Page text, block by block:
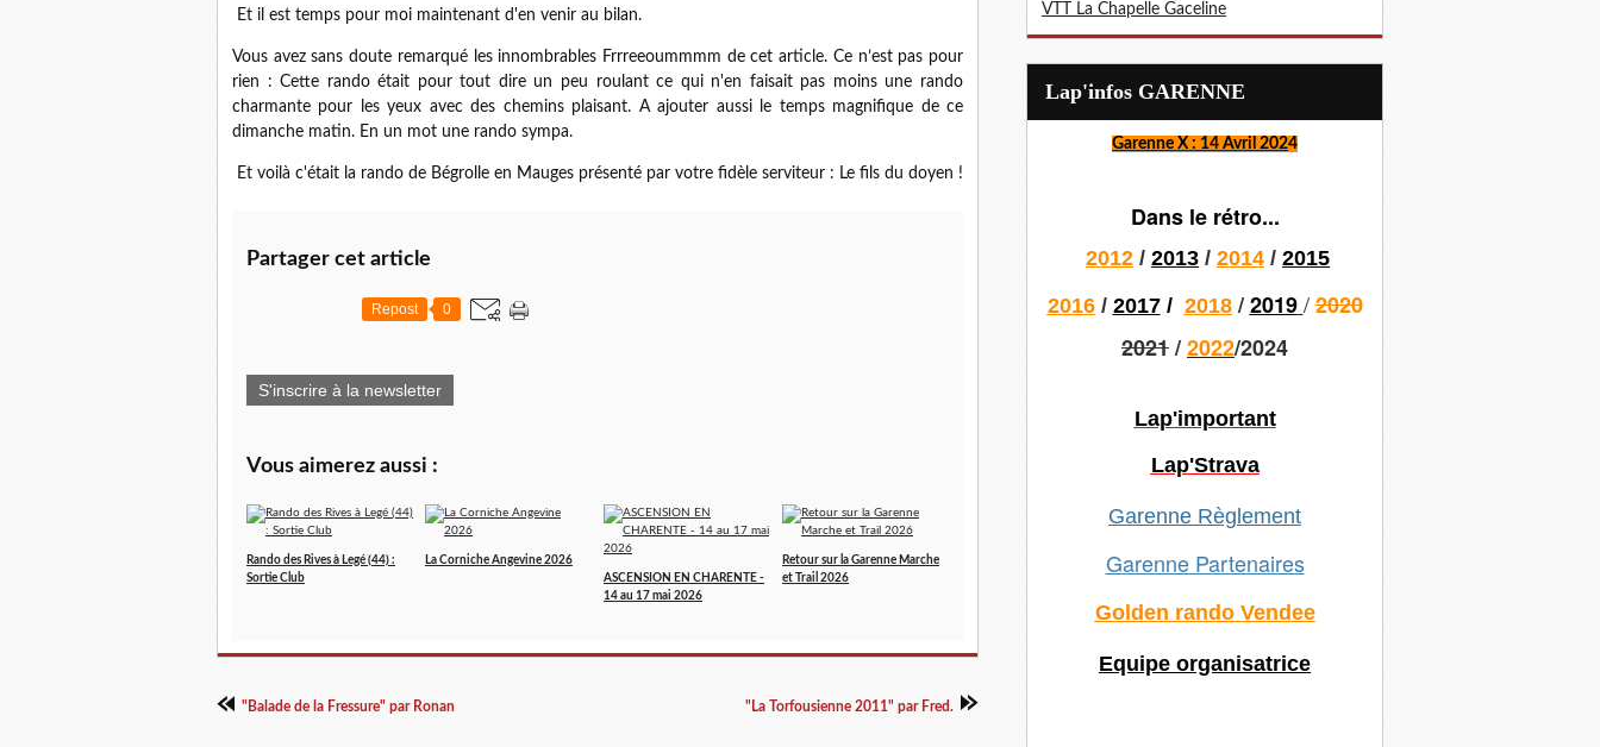
Et il est temps pour moi maintenant d'en venir au bilan.
Vous avez sans doute remarqué les innombrables Frrreeoummmm de cet article. Ce n’est pas pour
rien : Cette rando était pour tout dire un peu roulant ce qui n'en faisait pas moins une rando
charmante pour les yeux avec des chemins plaisant. A ajouter aussi le temps magnifique de ce
dimanche matin. En un mot une rando sympa.
Et voilà c'était la rando de Bégrolle en Mauges présenté par votre fidèle serviteur : Le fils du doyen !
Partager cet article
Repost 0
S'inscrire à la newsletter
Vous aimerez aussi :
Rando des Rives à Legé (44) :
Sortie Club
La Corniche Angevine 2026
ASCENSION EN CHARENTE -
14 au 17 mai 2026
Retour sur la Garenne Marche
et Trail 2026
"Balade de la Fressure‏" par Ronan "La Torfousienne 2011" par Fred.
VTT La Chapelle Gaceline
Lap'infos GARENNE
Garenne X : 14 Avril 2024
Dans le rétro...
2012 / 2013 / 2014 / 2015
2016 / 2017/ 2018 / 2019 /2020
2021/2022/2024
Lap'important
Lap'Strava
Garenne Règlement
Garenne Partenaires
Golden rando Vendee
Equipe organisatrice